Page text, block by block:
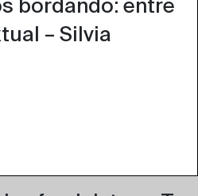
bordando: entre
– Silvia